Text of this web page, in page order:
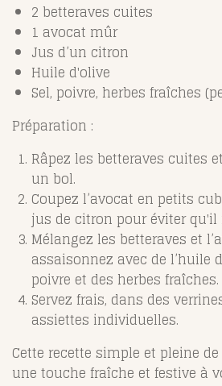
2 betteraves cuites
1 avocat mûr
Jus d’un citron
Huile d'olive
Sel, poivre, herbes fraîches
Préparation :
Râpez les betteraves cuites
un bol.
Coupez l’avocat en petits
jus de citron pour éviter qu'il
Mélangez les betteraves et
assaisonnez avec de l’huile
poivre et des herbes fraîches.
Servez frais, dans des
assiettes individuelles.
Cette recette simple et pleine
une touche fraîche et festive à